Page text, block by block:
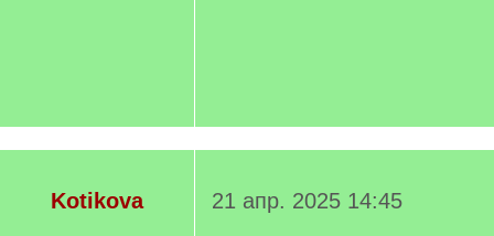
Kotikova
21 апр. 2025 14:45